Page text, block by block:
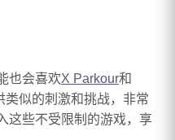
也会喜欢X Parkour和
类似的刺激和挑战，非常
这些不受限制的游戏，享